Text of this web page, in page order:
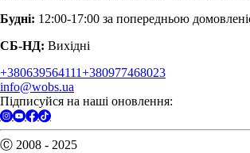
Будні: 12:00-17:00 за попередньою
СБ-НД: Вихідні
+380639564111+380977468023
info@wobs.ua
Підписуйся на наші оновлення:
Ⓒ 2008 - 2025